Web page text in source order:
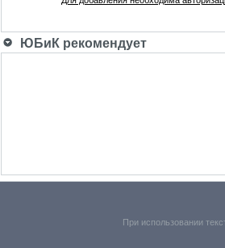
ЮБиК рекомендует
При использовании